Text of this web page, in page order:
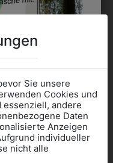
IHNEN
Sie unsere
Cookies und
essenziell, andere
Daten
Anzeigen
individueller
nicht alle Sie